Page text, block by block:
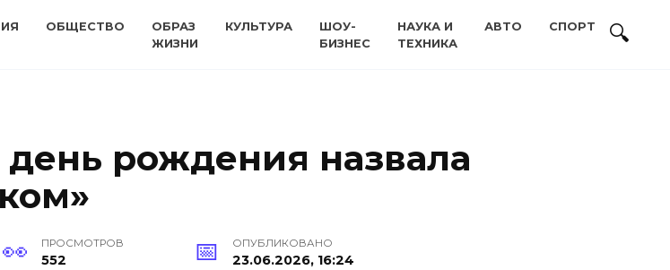
ОБЩЕСТВО
ОБРАЗ
ЖИЗНИ
КУЛЬТУРА
ШОУ-
БИЗНЕС
НАУКА И
ТЕХНИКА
АВТО СПОРТ
рождения назвала
ПРОСМОТРОВ
552
ОПУБЛИКОВАНО
23.06.2026, 16:24